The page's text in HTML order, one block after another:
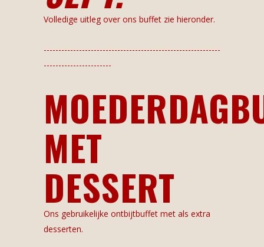
Volledige uitleg over ons buffet zie hieronder.
------------------------------------------------------------
-----------------------
MET
DESSERT
Ons gebruikelijke ontbijtbuffet met als extra
desserten.